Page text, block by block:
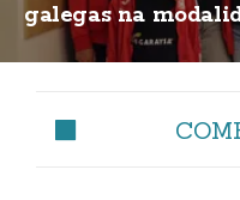
galegas na